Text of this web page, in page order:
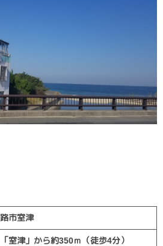
市室津
室津」から約350ｍ（徒歩4分）